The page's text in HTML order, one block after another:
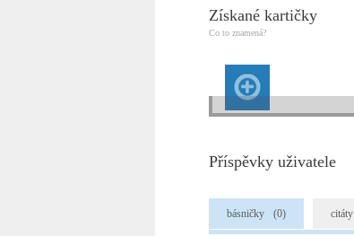
Získané kartičky
Co to znamená?
Příspěvky uživatele
básničky (0) citáty